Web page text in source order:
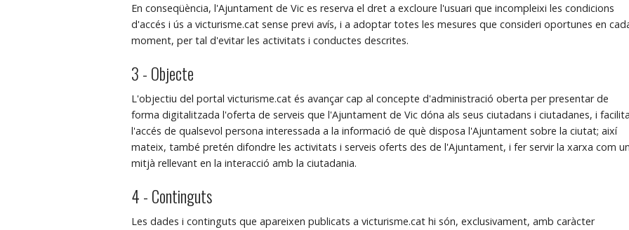
En conseqüència, l'Ajuntament de Vic es reserva el dret a excloure l'usuari que incompleixi les condicions
d'accés i ús a victurisme.cat sense previ avís, i a adoptar totes les mesures que consideri oportunes en
moment, per tal d'evitar les activitats i conductes descrites.
3 - Objecte
L'objectiu del portal victurisme.cat és avançar cap al concepte d'administració oberta per presentar de
forma digitalitzada l'oferta de serveis que l'Ajuntament de Vic dóna als seus ciutadans i ciutadanes, i
l'accés de qualsevol persona interessada a la informació de què disposa l'Ajuntament sobre la ciutat; així
mateix, també pretén difondre les activitats i serveis oferts des de l'Ajuntament, i fer servir la xarxa com
mitjà rellevant en la interacció amb la ciutadania.
4 - Continguts
Les dades i continguts que apareixen publicats a victurisme.cat hi són, exclusivament, amb caràcter